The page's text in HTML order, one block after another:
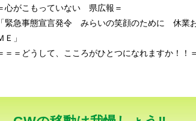
心がこもっていない 県広報＝
緊急事態宣言発令 みらいの笑顔のために 休
Ｅ」
＝＝どうして、こころがひとつになれますか！！